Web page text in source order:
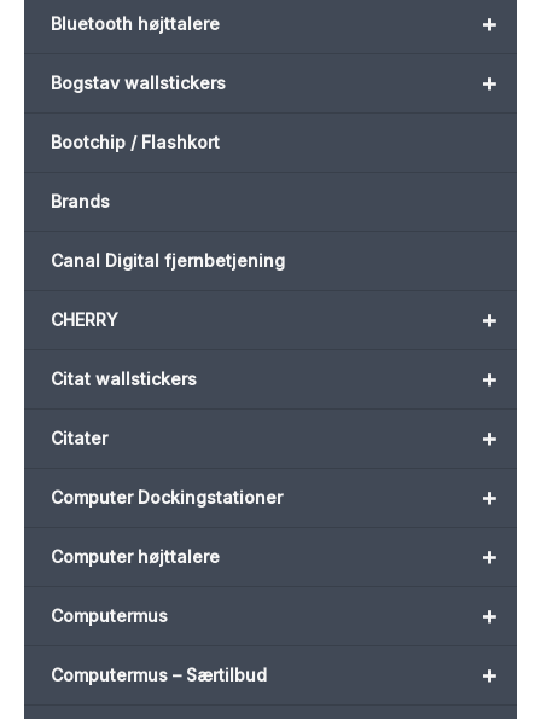
+
Bluetooth højttalere
+
Bogstav wallstickers
Bootchip / Flashkort
Brands
Canal Digital fjernbetjening
+
CHERRY
+
Citat wallstickers
+
Citater
+
Computer Dockingstationer
+
Computer højttalere
+
Computermus
+
Computermus – Særtilbud